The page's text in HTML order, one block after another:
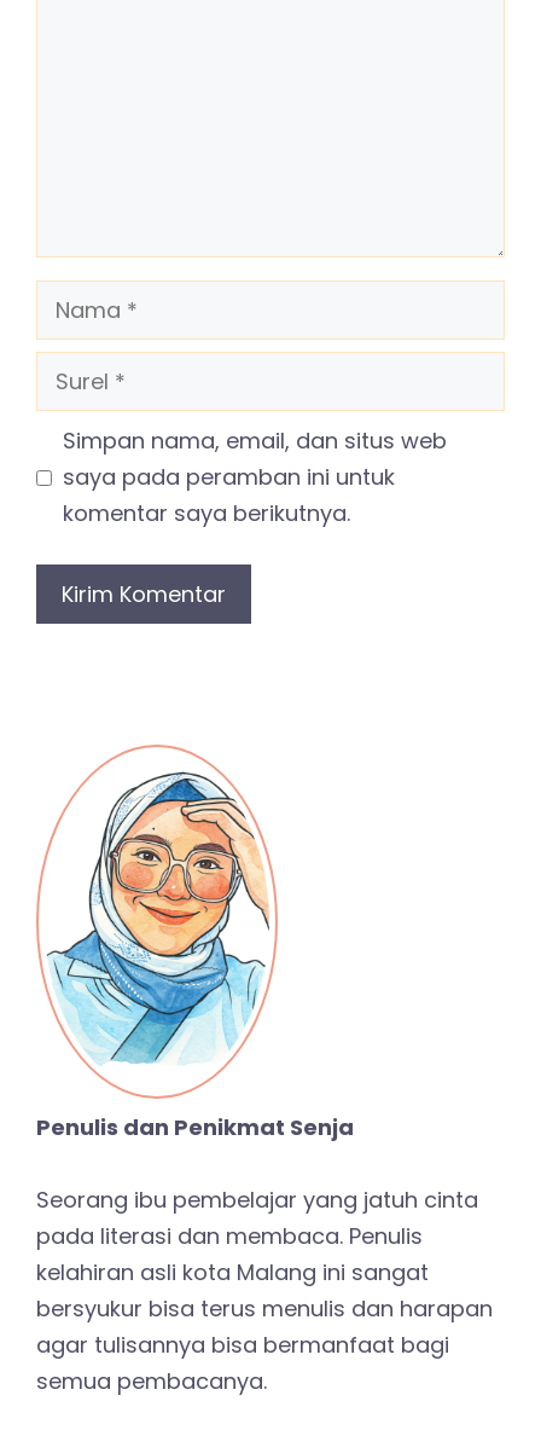
Nama
Surel
Simpan nama, email, dan situs web
saya pada peramban ini untuk
komentar saya berikutnya.
Penulis dan Penikmat Senja
Seorang ibu pembelajar yang jatuh cinta
pada literasi dan membaca. Penulis
kelahiran asli kota Malang ini sangat
bersyukur bisa terus menulis dan harapan
agar tulisannya bisa bermanfaat bagi
semua pembacanya.